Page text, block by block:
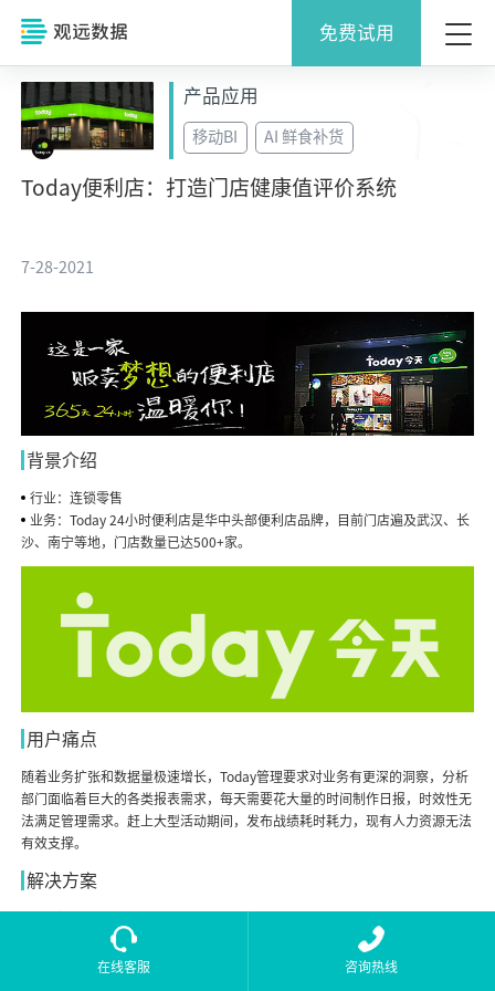
免费试用
产品应用
移动BI AI 鲜食补货
Today便利店：打造门店健康值评价系统
7-28-2021
背景介绍
行业：连锁零售
业务：Today 24⼩时便利店是华中头部便利店品牌，⽬前⻔店遍及武汉、⻓
沙、南宁等地，门店数量已达500+家。
用户痛点
随着业务扩张和数据量极速增⻓，Today管理要求对业务有更深的洞察，分析
部⻔⾯临着巨⼤的各类报表需求，每天需要花⼤量的时间制作⽇报，时效性⽆
法满⾜管理需求。赶上⼤型活动期间，发布战绩耗时耗⼒，现有⼈⼒资源⽆法
有效⽀撑。
解决方案
⽇报、⽉报，⾃动更新⾄CEO、督导、商品部、营运部等⻆⾊看板。
活动战绩榜：短短两天时间完成战绩榜的个性化报表开发，⽀持⾃动化运⾏
在线客服 咨询热线